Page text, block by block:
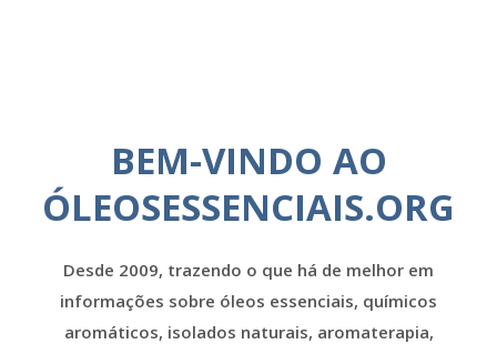
BEM-VINDO AO
ÓLEOSESSENCIAIS.ORG
Desde 2009, trazendo o que há de melhor em
informações sobre óleos essenciais, químicos
aromáticos, isolados naturais, aromaterapia,